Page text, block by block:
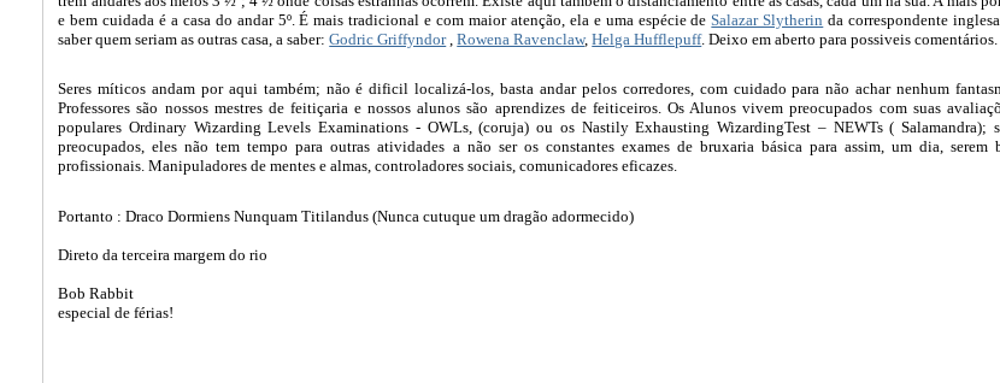
e bem cuidada é a casa do andar 5º. É mais tradicional e com maior atenção, ela e uma espécie deSalazar Slytherin da correspondente
saber quem seriam as outras casa, a saber:Godric Griffyndor,Rowena Ravenclaw,Helga Hufflepuff. Deixo em aberto para possiveis comentários.
Seres míticos andam por aqui também; não é dificil localizá-los, basta andar pelos corredores, com cuidado para não achar nenhum
Professores são nossos mestres de feitiçaria e nossos alunos são aprendizes de feiticeiros. Os Alunos vivem preocupados com suas
populares Ordinary Wizarding Levels Examinations - OWLs, (coruja) ou os Nastily Exhausting WizardingTest – NEWTs ( Salamandra);
preocupados, eles não tem tempo para outras atividades a não ser os constantes exames de bruxaria básica para assim, um dia, serem
profissionais. Manipuladores de mentes e almas, controladores sociais, comunicadores eficazes.
Portanto : Draco Dormiens Nunquam Titilandus (Nunca cutuque um dragão adormecido)
Direto da terceira margem do rio
Bob Rabbit
especial de férias!